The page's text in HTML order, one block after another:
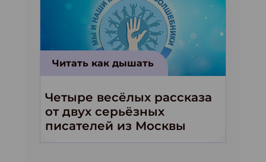
Читать как дышать
Четыре весёлых рассказа
от двух серьёзных
писателей из Москвы